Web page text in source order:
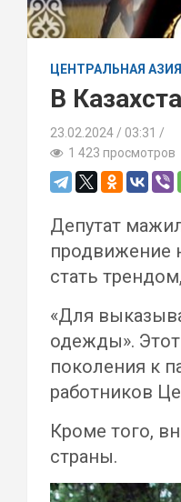
ЦЕНТРАЛЬНАЯ АЗИЯ
В
23.02.2024
03:31 /
1 423 просмотров
Депутат
продвижение
стать
«Для
одежды».
поколения к
работников
Кроме того,
страны.